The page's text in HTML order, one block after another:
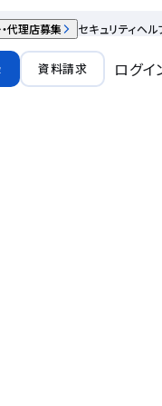
代理店募集 セキュリティヘル
資料請求
ログイ